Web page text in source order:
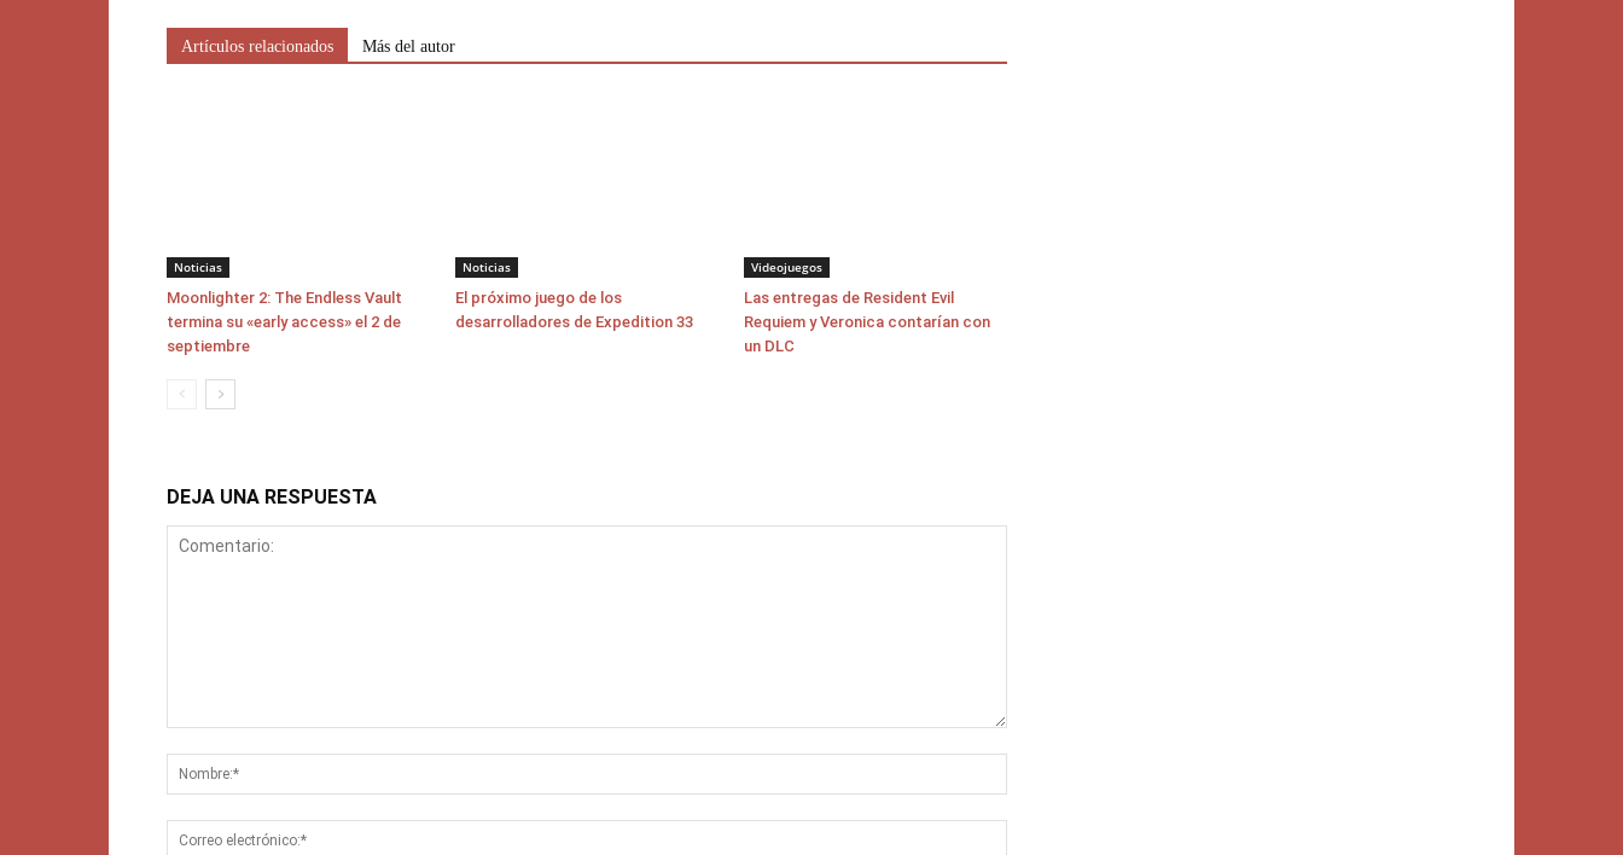
Artículos relacionados Más del autor
Noticias
Moonlighter 2: The Endless Vault
termina su «early access» el 2 de
septiembre
Noticias
El próximo juego de los
desarrolladores de Expedition 33
Videojuegos
Las entregas de Resident Evil
Requiem y Veronica contarían con
un DLC
DEJA UNA RESPUESTA